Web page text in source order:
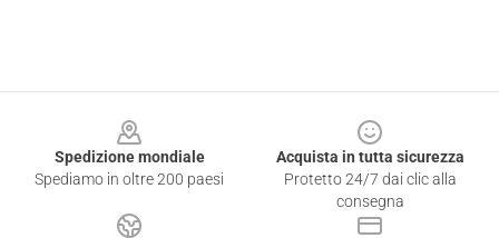
Spedizione mondiale
Spediamo in oltre 200 paesi
Acquista in tutta sicurezza
Protetto 24/7 dai clic alla
consegna